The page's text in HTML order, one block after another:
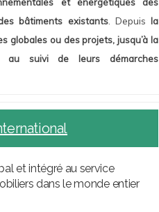
et énergétiques des
bâtiments existants. Depuis la
globales ou des projets, jusqu’à la
suivi de leurs démarches
et intégré au service
dans le monde entier